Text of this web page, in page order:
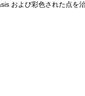
および彩色された点を